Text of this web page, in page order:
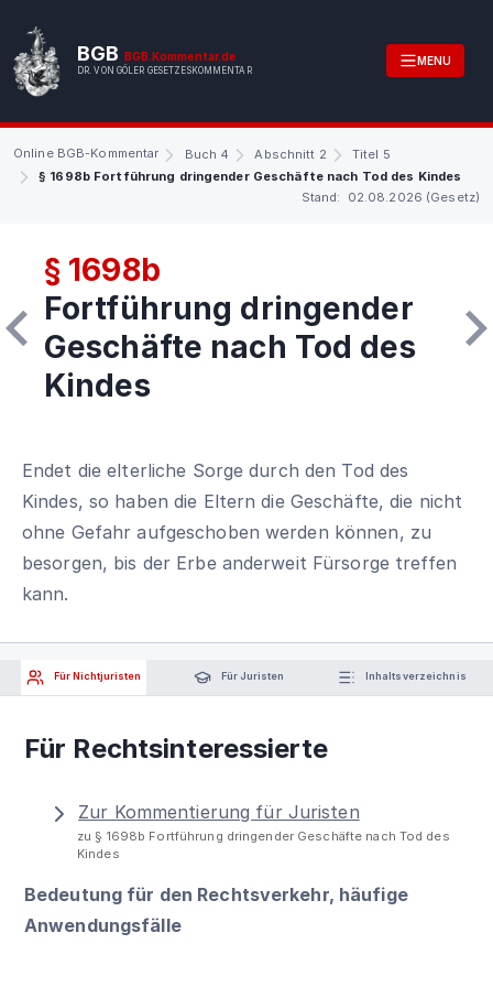
BGB BGB.Kommentar.de
DR. VON GÖLER GESETZESKOMMENTAR
MENU
Online BGB-Kommentar Buch 4 Abschnitt 2
Titel 5
§ 1698b Fortführung dringender Geschäfte nach Tod des Kindes
Stand: 02.08.2026 (Gesetz)
§ 1698b
Fortführung dringender
Geschäfte nach Tod des
Kindes
Endet die elterliche Sorge durch den Tod des
Kindes, so haben die Eltern die Geschäfte, die nicht
ohne Gefahr aufgeschoben werden können, zu
besorgen, bis der Erbe anderweit Fürsorge treffen
kann.
Für Nichtjuristen Für Juristen Inhaltsverzeichnis
Für Rechtsinteressierte
Zur Kommentierung für Juristen
zu § 1698b Fortführung dringender Geschäfte nach Tod des
Kindes
Bedeutung für den Rechtsverkehr, häufige
Anwendungsfälle